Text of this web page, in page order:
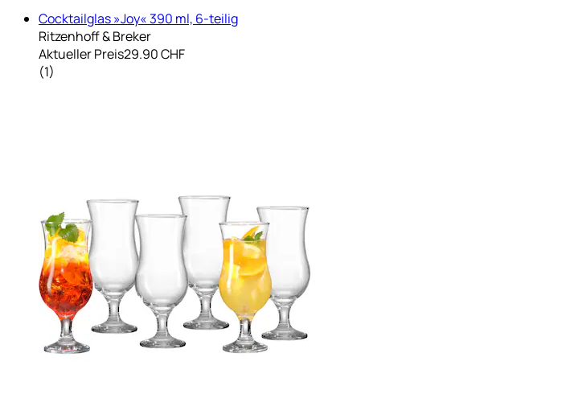
Cocktailglas »Joy« 390 ml, 6-teilig
Ritzenhoff & Breker
Aktueller Preis29.90 CHF
(1)